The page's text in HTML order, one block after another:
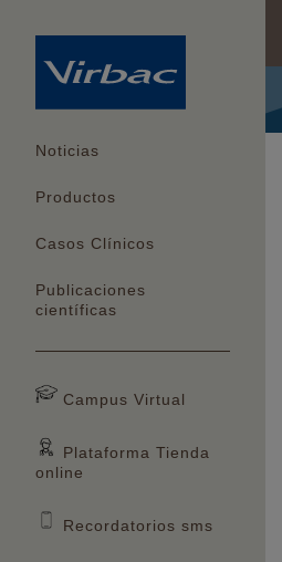
Noticias
Productos
Casos Clínicos
Publicaciones
científicas
Campus Virtual
Plataforma Tienda
online
Recordatorios sms